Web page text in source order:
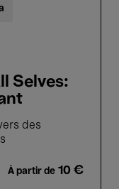
Selves:
des
À partir de 10 €